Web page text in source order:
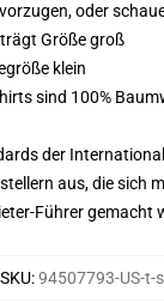
oder
Größe groß
klein
sind 100%
der
aus, die
Führer
SKU:94507793-US-t-